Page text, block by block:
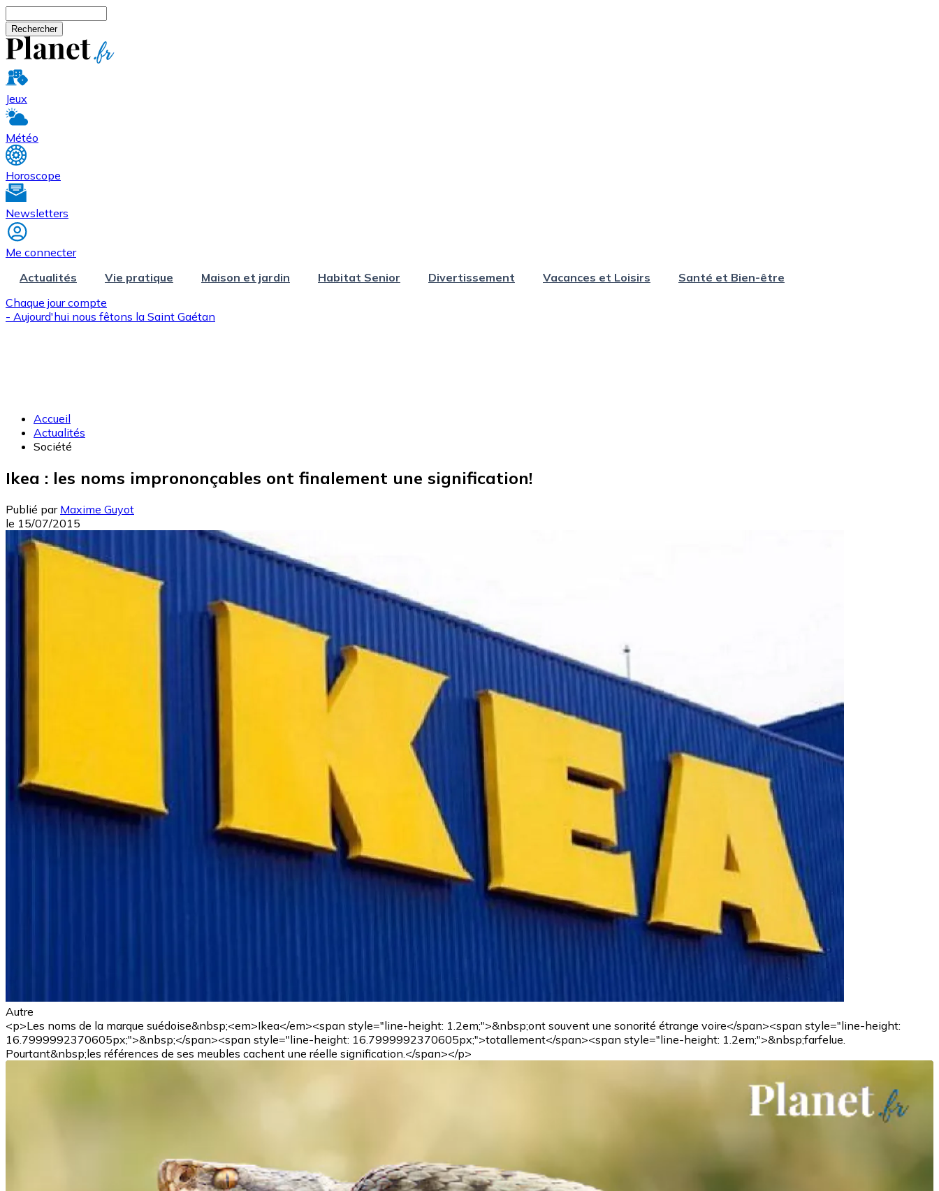
Jeux
Météo
Horoscope
Newsletters
Me connecter
Actualités
Vie pratique Maison et jardin Habitat Senior Divertissement Vacances et Loisirs
Santé et Bien-être
Chaque jour compte
- Aujourd'hui nous fêtons la Saint Gaétan
Accueil
Actualités
Société
Ikea : les noms imprononçables ont finalement une signification!
Publié par Maxime Guyot
le 15/07/2015
Autre
<p>Les noms de la marque suédoise&nbsp;<em>Ikea</em><span style="line-height: 1.2em;">&nbsp;ont souvent une sonorité étrange voire</span><span style="line-height:
16.7999992370605px;">&nbsp;</span><span style="line-height: 16.7999992370605px;">totallement</span><span style="line-height: 1.2em;">&nbsp;farfelue.
Pourtant&nbsp;les références de ses meubles cachent une réelle signification.</span></p>